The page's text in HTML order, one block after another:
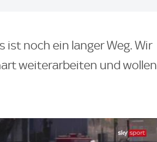
ist noch ein langer Weg. Wir
weiterarbeiten und wollen